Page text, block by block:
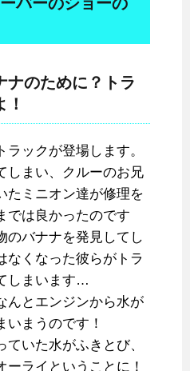
ナのために？トラ
ックが登場します。
しまい、クルーのお兄
たミニオン達が修理を
は良かったのです
のバナナを発見してし
なくなった彼らがトラ
しまいます…
んとエンジンから水が
いまうのです！
いた水がふきとび、
ーライということに！